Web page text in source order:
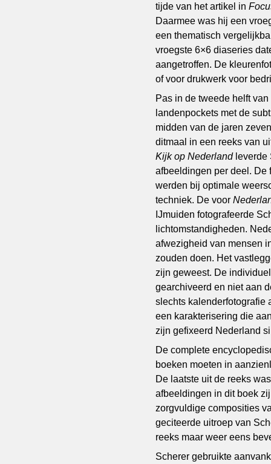
tijde van het artikel in
Daarmee was hij een
een thematisch
vroegste 6×6 diaseries
aangetroffen. De
of voor drukwerk voor
Pas in de tweede helft
landenpockets met de
midden van de jaren
ditmaal in een reeks van
Kijk op Nederland
afbeeldingen per deel. De
werden bij optimale
techniek. De voor
IJmuiden fotografeerde
lichtomstandigheden.
afwezigheid van mensen
zouden doen. Het
zijn geweest. De
gearchiveerd en niet aan
slechts kalenderfotografie
een karakterisering die
zijn gefixeerd Nederland
De complete
boeken moeten in
De laatste uit de reeks
afbeeldingen in dit boek
zorgvuldige composities
geciteerde uitroep van
reeks maar weer eens
Scherer gebruikte